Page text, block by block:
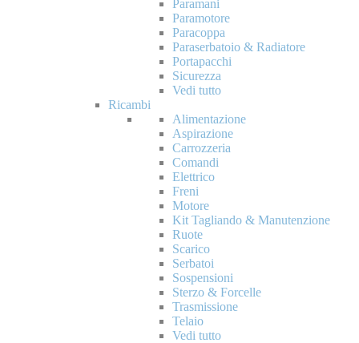
Paramani
Paramotore
Paracoppa
Paraserbatoio & Radiatore
Portapacchi
Sicurezza
Vedi tutto
Ricambi
Alimentazione
Aspirazione
Carrozzeria
Comandi
Elettrico
Freni
Motore
Kit Tagliando & Manutenzione
Ruote
Scarico
Serbatoi
Sospensioni
Sterzo & Forcelle
Trasmissione
Telaio
Vedi tutto